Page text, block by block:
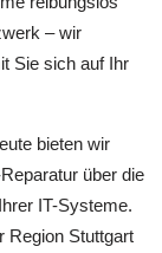
– wir
Sie sich auf Ihr
bieten wir
über die
IT-Systeme.
Region Stuttgart